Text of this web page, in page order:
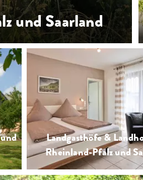
und Saarland
mit Weinwanderung,
Landgasthöfe &
Rheinland-Pfalz und